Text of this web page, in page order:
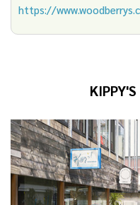
https://
KIPPY'S